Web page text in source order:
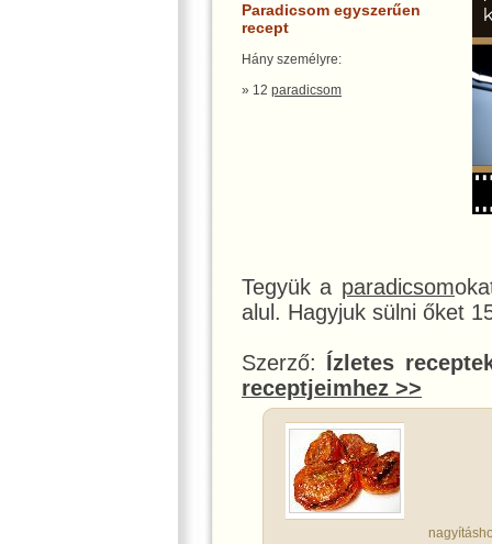
Paradicsom egyszerűen
recept
Hány személyre:
» 12 paradicsom
Tegyük a paradicsom
alul. Hagyjuk sülni őket
Szerző: Ízletes
receptjeimhez >>